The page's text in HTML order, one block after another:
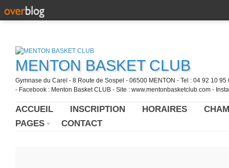
MENTON BASKET CLUB
Gymnase du Careï - 8 Route de Sospel - 06500 MENTON - Tel : 04 92 10
- Facebook : Menton Basket CLUB - Site : www.mentonbasketclub.com -
ACCUEIL INSCRIPTION HORAIRES
PAGES
CONTACT